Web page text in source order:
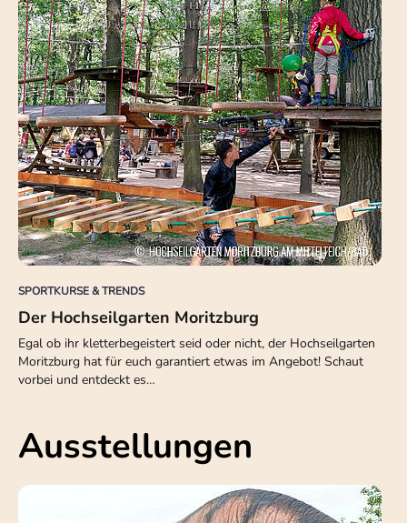
SPORTKURSE & TRENDS
Der Hochseilgarten Moritzburg
Egal ob ihr kletterbegeistert seid oder nicht, der Hochseilgarten
Moritzburg hat für euch garantiert etwas im Angebot! Schaut
vorbei und entdeckt es…
Ausstellungen